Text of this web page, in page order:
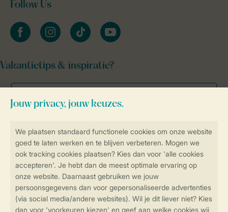
Veilig en snel online boeken
Veilige gegevensoverdracht
Veilige betaling
Follow Us
facebookinstagramtiktok youtube
Vakantietips & inspiratie?